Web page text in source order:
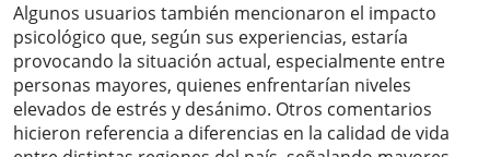
Algunos usuarios también mencionaron el impacto
psicológico que, según sus experiencias, estaría
provocando la situación actual, especialmente entre
personas mayores, quienes enfrentarían niveles
elevados de estrés y desánimo. Otros comentarios
hicieron referencia a diferencias en la calidad de vida